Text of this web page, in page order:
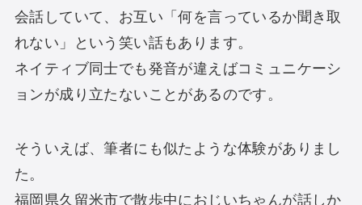
会話していて、お互い「何を言っているか聞き取
れない」という笑い話もあります。
ネイティブ同士でも発音が違えばコミュニケーシ
ョンが成り立たないことがあるのです。
そういえば、筆者にも似たような体験がありまし
た。
福岡県久留米市で散歩中におじいちゃんが話しか